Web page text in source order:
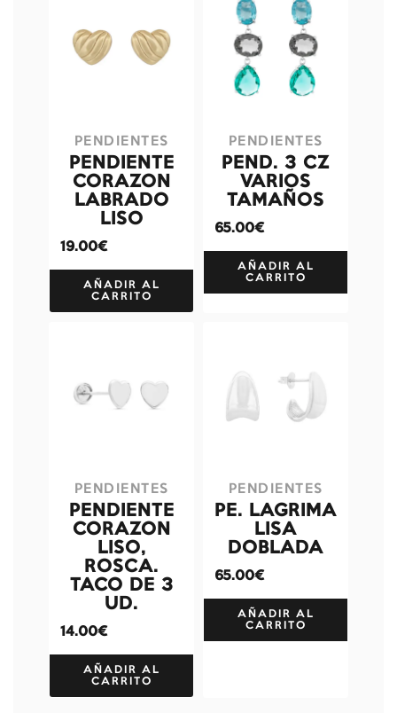
PENDIENTES
PENDIENTE
CORAZON
LABRADO
LISO
19.00€
AÑADIR AL
CARRITO
PENDIENTES
PEND. 3 CZ
VARIOS
TAMAÑOS
65.00€
AÑADIR AL
CARRITO
PENDIENTES
PENDIENTE
CORAZON
LISO,
ROSCA.
TACO DE 3
UD.
14.00€
AÑADIR AL
CARRITO
PENDIENTES
PE. LAGRIMA
LISA
DOBLADA
65.00€
AÑADIR AL
CARRITO